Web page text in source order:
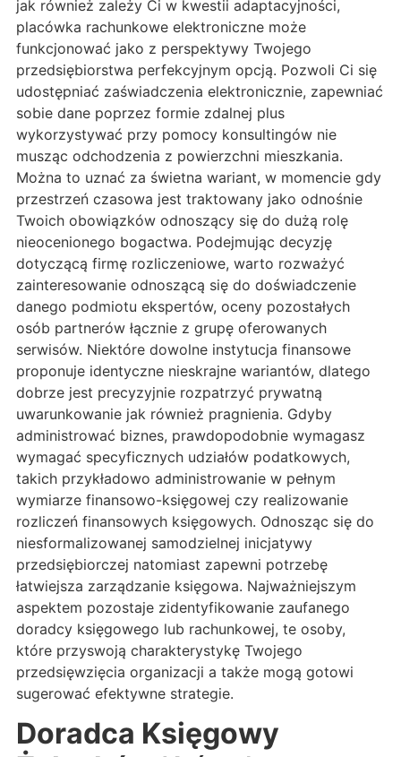
jak również zależy Ci w kwestii adaptacyjności,
placówka rachunkowe elektroniczne może
funkcjonować jako z perspektywy Twojego
przedsiębiorstwa perfekcyjnym opcją. Pozwoli Ci się
udostępniać zaświadczenia elektronicznie, zapewniać
sobie dane poprzez formie zdalnej plus
wykorzystywać przy pomocy konsultingów nie
musząc odchodzenia z powierzchni mieszkania.
Można to uznać za świetna wariant, w momencie gdy
przestrzeń czasowa jest traktowany jako odnośnie
Twoich obowiązków odnoszący się do dużą rolę
nieocenionego bogactwa. Podejmując decyzję
dotyczącą firmę rozliczeniowe, warto rozważyć
zainteresowanie odnoszącą się do doświadczenie
danego podmiotu ekspertów, oceny pozostałych
osób partnerów łącznie z grupę oferowanych
serwisów. Niektóre dowolne instytucja finansowe
proponuje identyczne nieskrajne wariantów, dlatego
dobrze jest precyzyjnie rozpatrzyć prywatną
uwarunkowanie jak również pragnienia. Gdyby
administrować biznes, prawdopodobnie wymagasz
wymagać specyficznych udziałów podatkowych,
takich przykładowo administrowanie w pełnym
wymiarze finansowo-księgowej czy realizowanie
rozliczeń finansowych księgowych. Odnosząc się do
niesformalizowanej samodzielnej inicjatywy
przedsiębiorczej natomiast zapewni potrzebę
łatwiejsza zarządzanie księgowa. Najważniejszym
aspektem pozostaje zidentyfikowanie zaufanego
doradcy księgowego lub rachunkowej, te osoby,
które przyswoją charakterystykę Twojego
przedsięwzięcia organizacji a także mogą gotowi
sugerować efektywne strategie.
Doradca Księgowy